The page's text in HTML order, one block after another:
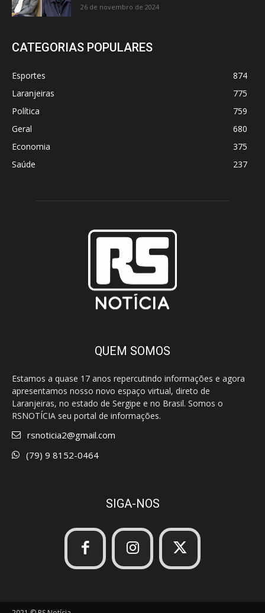
26 de novembro de 2024
CATEGORIAS POPULARES
Esportes
874
Laranjeiras
775
Política
759
Geral
680
Economia
375
Saúde
237
QUEM SOMOS
Estamos a quase 17 anos repercutindo informações e agora
apresentamos nosso novo espaço virtual, direto de
Laranjeiras, no estado de Sergipe e no Brasil. Somos o
RSNOTÍCIA seu portal de informações.
rsnoticia2@gmail.com
(79) 9 8152-0464
SIGA-NOS